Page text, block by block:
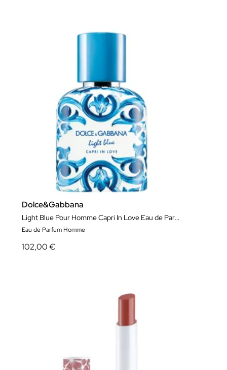
Dolce&Gabbana
Light Blue Pour Homme Capri In Love Eau de Parfum Édition Limitée
Eau de Parfum Homme
102,00 €